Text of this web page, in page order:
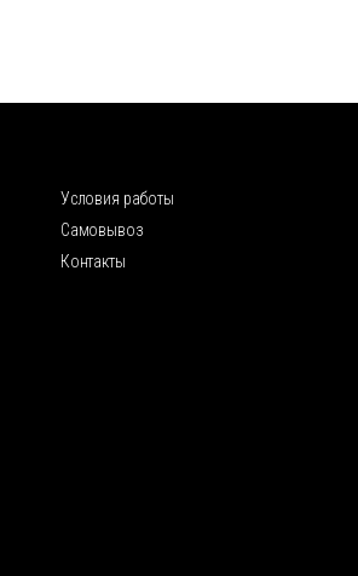
Условия работы
Самовывоз
Контакты